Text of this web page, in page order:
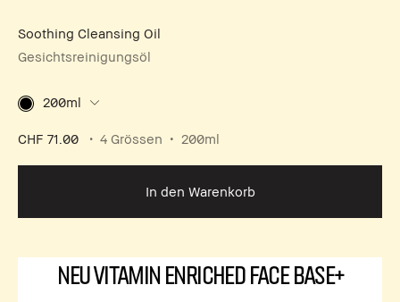
Soothing Cleansing Oil
Gesichtsreinigungsöl
200ml
CHF 71.00 4 Grössen 200ml
In den Warenkorb
NEU Vitamin Enriched Face Base+